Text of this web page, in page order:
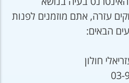
עזרה, אתם מוזמנים לפנות
הבאים: